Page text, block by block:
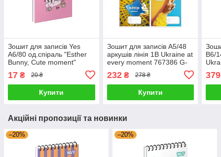
Зошит для записів Yes
А6/80 од.спіраль "Esther
Bunny, Cute moment"
17 ₴ 20 ₴
Купити
Зошит для записів А5/48
аркушів лінія 1В Ukraine at
every moment 767386 G-
232₴ 278 ₴
Купити
В6/
379
Акційні пропозиції та новинки
–20% –20%